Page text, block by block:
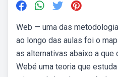
Web — uma das
ao longo das aulas foi o
as alternativas abaixo a que
Webé uma teoria que